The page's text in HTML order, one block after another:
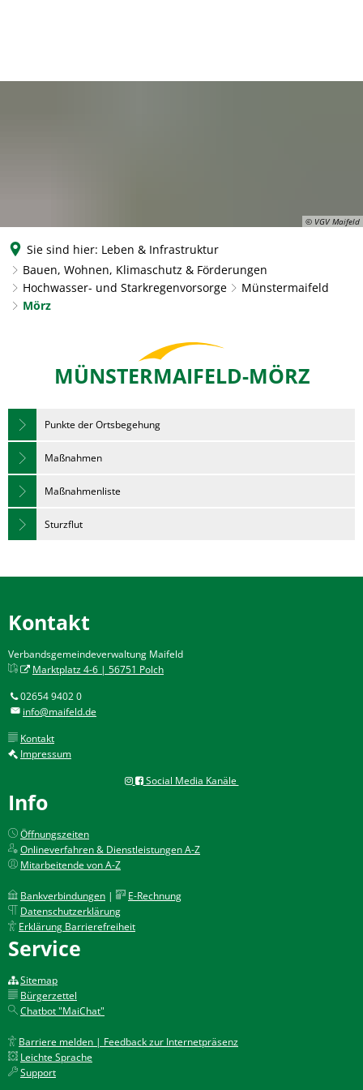
© VGV Maifeld
Sie sind hier: Leben & Infrastruktur
Bauen, Wohnen, Klimaschutz & Förderungen
Hochwasser- und Starkregenvorsorge
Münstermaifeld
Mörz
MÜNSTERMAIFELD-MÖRZ
Punkte der Ortsbegehung
Maßnahmen
Maßnahmenliste
Sturzflut
Kontakt
Verbandsgemeindeverwaltung Maifeld
Marktplatz 4-6 | 56751 Polch
02654 9402 0
info@maifeld.de
Kontakt
Impressum
Social Media Kanäle
Info
Öffnungszeiten
Onlineverfahren & Dienstleistungen A-Z
Mitarbeitende von A-Z
Bankverbindungen |
E-Rechnung
Datenschutzerklärung
Erklärung Barrierefreiheit
Service
Sitemap
Bürgerzettel
Chatbot "MaiChat"
Barriere melden | Feedback zur Internetpräsenz
Leichte Sprache
Support